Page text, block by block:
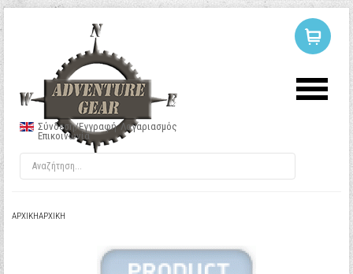
Σύνδεση/Εγγραφή Λογαριασμός
Επικοινωνία
ΑΡΧΙΚΉΑΡΧΙΚΉ
ΣΥΝΔΕΣΗ
Να με θυμάσαι